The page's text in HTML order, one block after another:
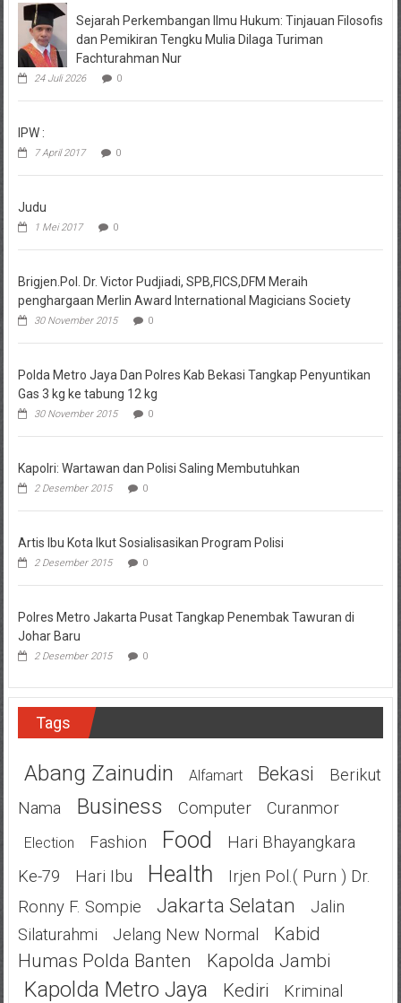
Sejarah Perkembangan Ilmu Hukum: Tinjauan Filosofis
dan Pemikiran Tengku Mulia Dilaga Turiman
Fachturahman Nur
24 Juli 2026 0
IPW :
7 April 2017 0
Judu
1 Mei 2017 0
Brigjen.Pol. Dr. Victor Pudjiadi, SPB,FICS,DFM Meraih
penghargaan Merlin Award International Magicians Society
30 November 2015 0
Polda Metro Jaya Dan Polres Kab Bekasi Tangkap Penyuntikan
Gas 3 kg ke tabung 12 kg
30 November 2015 0
Kapolri: Wartawan dan Polisi Saling Membutuhkan
2 Desember 2015 0
Artis Ibu Kota Ikut Sosialisasikan Program Polisi
2 Desember 2015 0
Polres Metro Jakarta Pusat Tangkap Penembak Tawuran di
Johar Baru
2 Desember 2015 0
Tags
Abang Zainudin Alfamart Bekasi
Berikut
Nama
Business Computer Curanmor
Election Fashion Food
Hari Bhayangkara
Ke-79
Hari Ibu Health
Irjen Pol.( Purn ) Dr.
Ronny F. Sompie
Jakarta Selatan
Jalin
Silaturahmi
Jelang New Normal
Kabid
Humas Polda Banten
Kapolda Jambi
Kapolda Metro Jaya Kediri Kriminal